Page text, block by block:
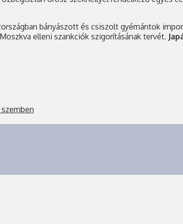
bányászott és csiszolt gyémántok
elleni szankciók szigorításának tervét.